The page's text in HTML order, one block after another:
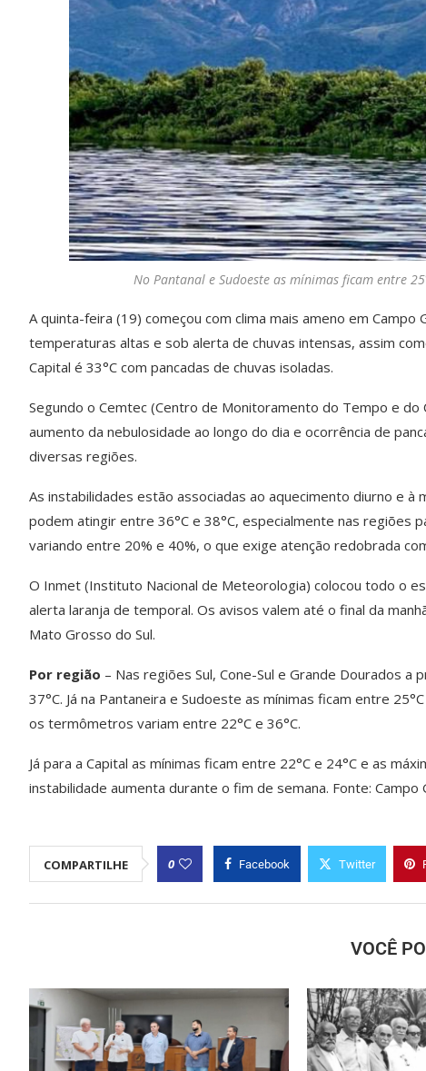
No Pantanal e Sudoeste as mínimas ficam entre
A quinta-feira (19) começou com clima mais ameno em
temperaturas altas e sob alerta de chuvas intensas, assim
Capital é 33°C com pancadas de chuvas isoladas.
Segundo o Cemtec (Centro de Monitoramento do Tempo e
aumento da nebulosidade ao longo do dia e ocorrência de
diversas regiões.
As instabilidades estão associadas ao aquecimento diurno e
podem atingir entre 36°C e 38°C, especialmente nas regiões
variando entre 20% e 40%, o que exige atenção redobrada
O Inmet (Instituto Nacional de Meteorologia) colocou todo o
alerta laranja de temporal. Os avisos valem até o final da
Mato Grosso do Sul.
Por região – Nas regiões Sul, Cone-Sul e Grande Dourados a
37°C. Já na Pantaneira e Sudoeste as mínimas ficam entre
os termômetros variam entre 22°C e 36°C.
Já para a Capital as mínimas ficam entre 22°C e 24°C e as
instabilidade aumenta durante o fim de semana. Fonte: Campo
COMPARTILHE 0 Facebook Twitter
VOCÊ